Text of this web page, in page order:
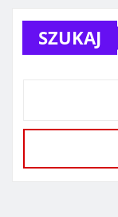
SZUKAJ